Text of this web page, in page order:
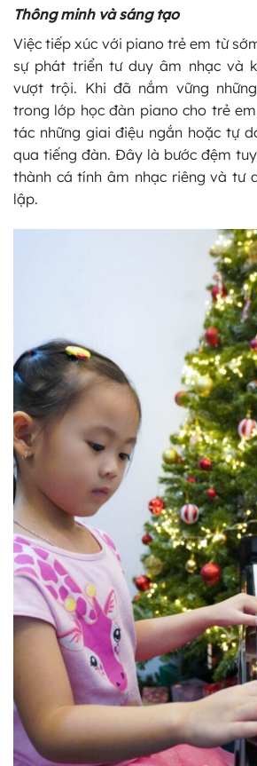
Thông minh và sáng tạo
Việc tiếp xúc với piano trẻ em từ
sự phát triển tư duy âm nhạc và
vượt trội. Khi đã nắm vững
trong lớp học đàn piano cho trẻ
tác những giai điệu ngắn hoặc tự
qua tiếng đàn. Đây là bước đệm
thành cá tính âm nhạc riêng và tư
lập.